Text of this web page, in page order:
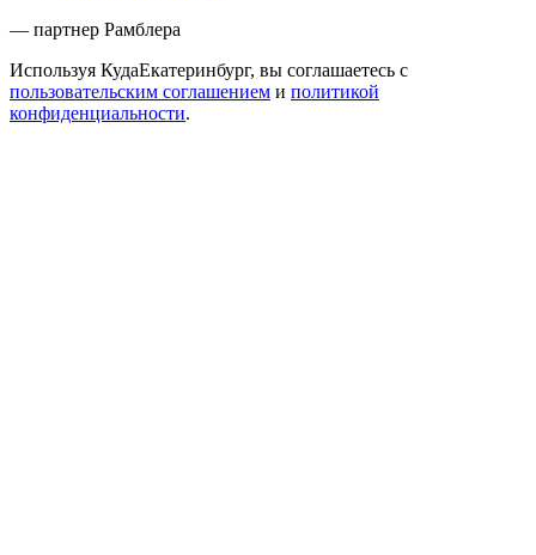
— партнер Рамблера
Используя КудаЕкатеринбург, вы соглашаетесь с
пользовательским соглашением и политикой
конфиденциальности.